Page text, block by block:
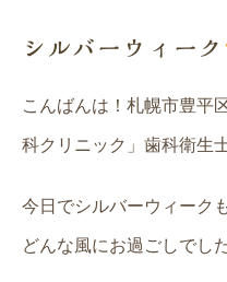
シルバーウィーク
こんばんは！札幌市豊平
科クリニック」歯科衛生
今日でシルバーウィーク
どんな風にお過ごしでし